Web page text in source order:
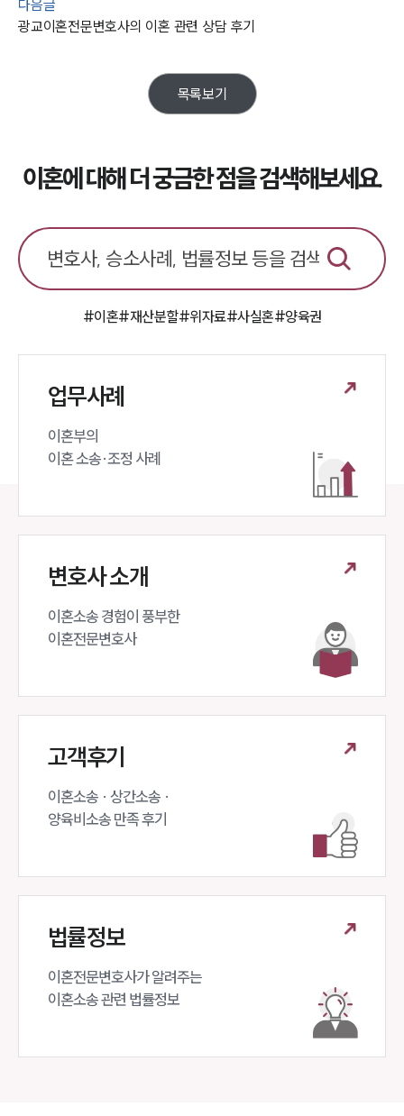
업무
전체
이혼 양육비계산기
구성원 소개
이혼전문변호사
소식/자료
공지사항
대륜법률상담예약
다음글
광교이혼전문변호사의 이혼 관련 상담 후기
목록보기
이혼에 대해 더 궁금한 점을 검색해보세요.
#이혼#재산분할#위자료#사실혼#양육권
업무사례
이혼부의
이혼 소송·조정 사례
변호사 소개
이혼소송 경험이 풍부한
이혼전문변호사
고객후기
이혼소송 · 상간소송 ·
양육비소송 만족 후기
법률정보
이혼전문변호사가 알려주는
이혼소송 관련 법률정보